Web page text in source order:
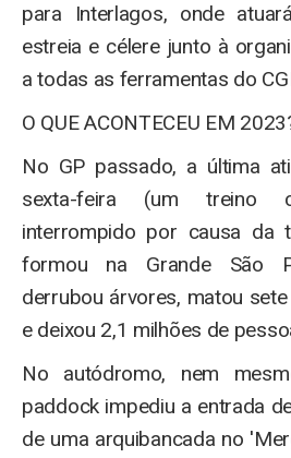
para Interlagos, onde
estreia e célere junto à
a todas as ferramentas do
O QUE ACONTECEU EM
No GP passado, a última
sexta-feira (um treino
interrompido por causa da
formou na Grande São
derrubou árvores, matou
e deixou 2,1 milhões de
No autódromo, nem
paddock impediu a entrada
de uma arquibancada no